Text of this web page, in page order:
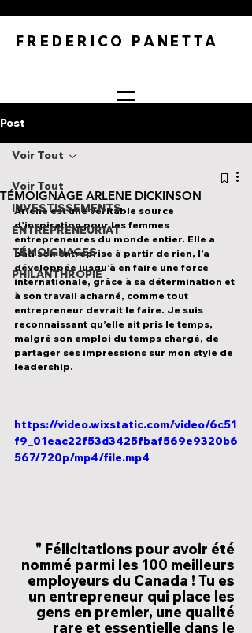
FREDERICO PANETTA
Post
Voir Tout
INVESTISSEMENTS
ENTREPRENEURIAT
TÉMOIGNAGES
PHILANTHROPIE
Voir Tout
TÉMOIGNAGE ARLENE DICKINSON
Arlene est une véritable source
d’inspiration pour les femmes
entrepreneures du monde entier. Elle a
bâti son entreprise à partir de rien, l’a
développée jusqu’à en faire une force
internationale, grâce à sa détermination et
à son travail acharné, comme tout
entrepreneur devrait le faire. Je suis
reconnaissant qu’elle ait pris le temps,
malgré son emploi du temps chargé, de
partager ses impressions sur mon style de
leadership.
https://video.wixstatic.com/video/6c51
f9_01eac22f53d3425fbaf569e9320b6
567/720p/mp4/file.mp4
" Félicitations pour avoir été
nommé parmi les 100 meilleurs
employeurs du Canada ! Tu es
un entrepreneur qui place les
gens en premier, une qualité
rare et essentielle dans le